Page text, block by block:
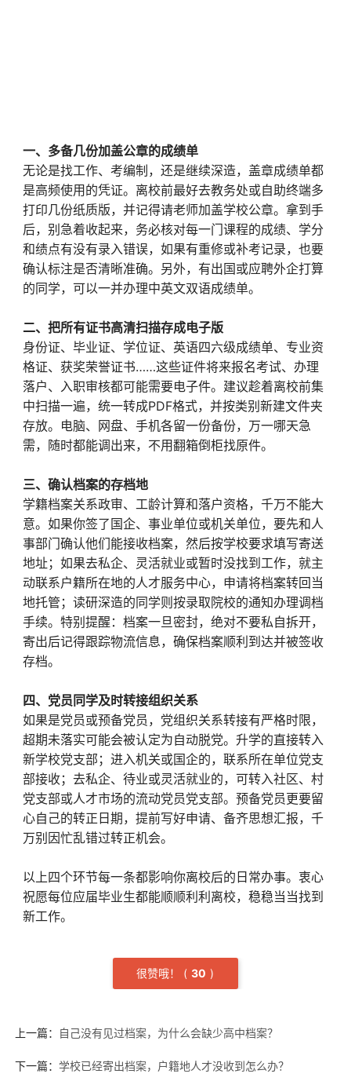
一、多备几份加盖公章的成绩单
无论是找工作、考编制，还是继续深造，盖章成绩单都
是高频使用的凭证。离校前最好去教务处或自助终端多
打印几份纸质版，并记得请老师加盖学校公章。拿到手
后，别急着收起来，务必核对每一门课程的成绩、学分
和绩点有没有录入错误，如果有重修或补考记录，也要
确认标注是否清晰准确。另外，有出国或应聘外企打算
的同学，可以一并办理中英文双语成绩单。
二、把所有证书高清扫描存成电子版
身份证、毕业证、学位证、英语四六级成绩单、专业资
格证、获奖荣誉证书……这些证件将来报名考试、办理
落户、入职审核都可能需要电子件。建议趁着离校前集
中扫描一遍，统一转成PDF格式，并按类别新建文件夹
存放。电脑、网盘、手机各留一份备份，万一哪天急
需，随时都能调出来，不用翻箱倒柜找原件。
三、确认档案的存档地
学籍档案关系政审、工龄计算和落户资格，千万不能大
意。如果你签了国企、事业单位或机关单位，要先和人
事部门确认他们能接收档案，然后按学校要求填写寄送
地址；如果去私企、灵活就业或暂时没找到工作，就主
动联系户籍所在地的人才服务中心，申请将档案转回当
地托管；读研深造的同学则按录取院校的通知办理调档
手续。特别提醒：档案一旦密封，绝对不要私自拆开，
寄出后记得跟踪物流信息，确保档案顺利到达并被签收
存档。
四、党员同学及时转接组织关系
如果是党员或预备党员，党组织关系转接有严格时限，
超期未落实可能会被认定为自动脱党。升学的直接转入
新学校党支部；进入机关或国企的，联系所在单位党支
部接收；去私企、待业或灵活就业的，可转入社区、村
党支部或人才市场的流动党员党支部。预备党员更要留
心自己的转正日期，提前写好申请、备齐思想汇报，千
万别因忙乱错过转正机会。
以上四个环节每一条都影响你离校后的日常办事。衷心
祝愿每位应届毕业生都能顺顺利利离校，稳稳当当找到
新工作。
很赞哦！ ( 30 )
上一篇： 自己没有见过档案，为什么会缺少高中档案？
下一篇： 学校已经寄出档案，户籍地人才没收到怎么办？